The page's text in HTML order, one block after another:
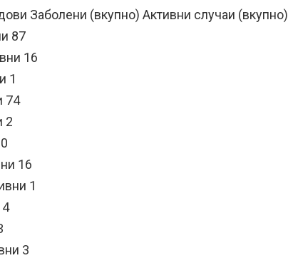
Заболени (вкупно) Активни случаи (вкупно)
87
16
1
74
2
16
1
3